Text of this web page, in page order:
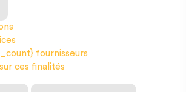
fournisseurs
ces finalités